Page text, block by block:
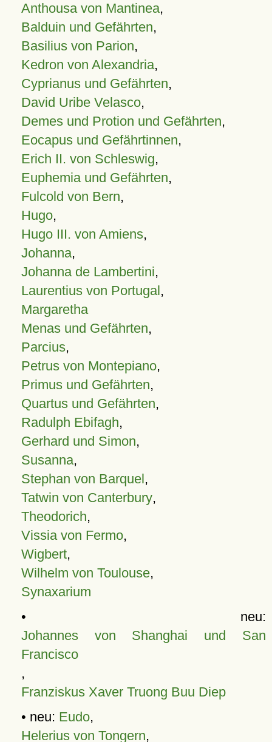
Anthousa von Mantinea,
Balduin und Gefährten,
Basilius von Parion,
Kedron von Alexandria,
Cyprianus und Gefährten,
David Uribe Velasco,
Demes und Protion und Gefährten,
Eocapus und Gefährtinnen,
Erich II. von Schleswig,
Euphemia und Gefährten,
Fulcold von Bern,
Hugo,
Hugo III. von Amiens,
Johanna,
Johanna de Lambertini,
Laurentius von Portugal,
Margaretha
Menas und Gefährten,
Parcius,
Petrus von Montepiano,
Primus und Gefährten,
Quartus und Gefährten,
Radulph Ebifagh,
Gerhard und Simon,
Susanna,
Stephan von Barquel,
Tatwin von Canterbury,
Theodorich,
Vissia von Fermo,
Wigbert,
Wilhelm von Toulouse,
Synaxarium
• neu:
Johannes von Shanghai und San
Francisco
,
Franziskus Xaver Truong Buu Diep
• neu: Eudo,
Helerius von Tongern,